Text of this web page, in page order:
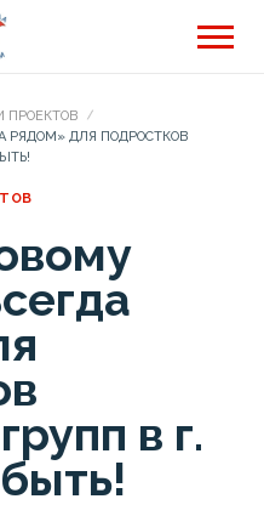
ПРОЕКТОВ
РЯДОМ» ДЛЯ ПОДРОСТКОВ
в г.